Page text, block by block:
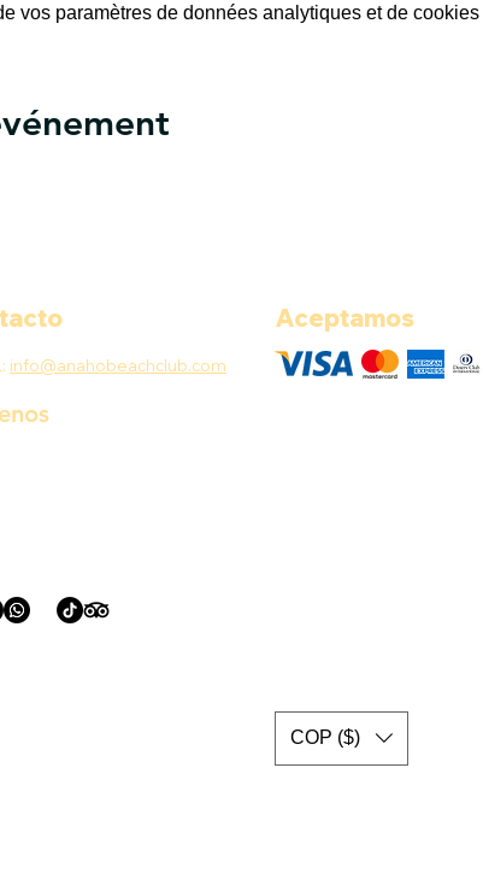
vos paramètres de données analytiques et de
info@anahobeachclub.com
Aceptamos
COP ($)